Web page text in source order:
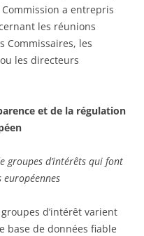
a entrepris
les réunions
Commissaires, les
les directeurs
et de la régulation
groupes d’intérêts qui font
d’intérêt varient
base de données fiable